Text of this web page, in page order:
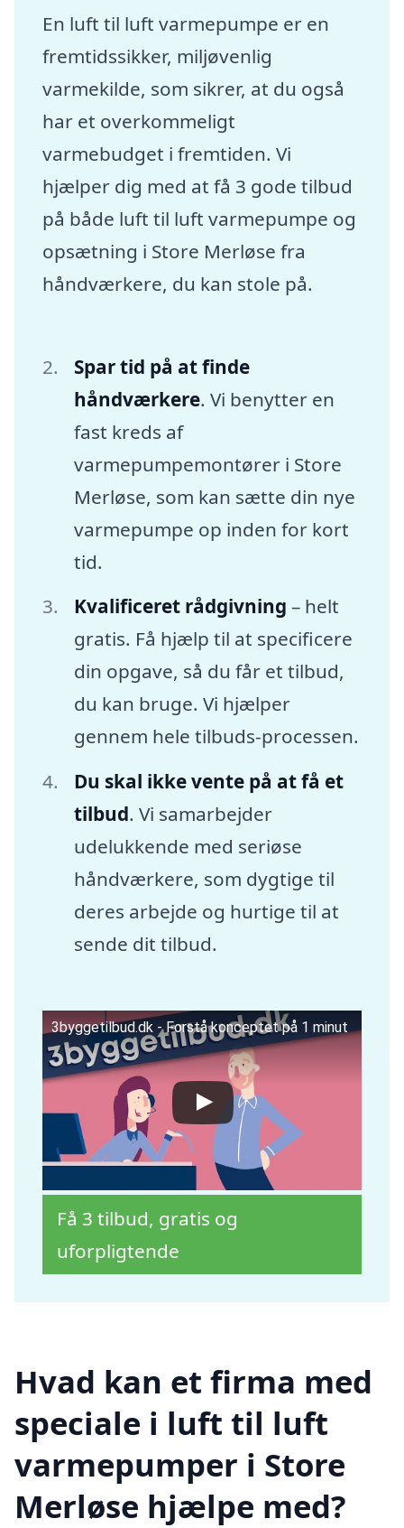
En luft til luft varmepumpe er en
fremtidssikker, miljøvenlig
varmekilde, som sikrer, at du også
har et overkommeligt
varmebudget i fremtiden. Vi
hjælper dig med at få 3 gode tilbud
på både luft til luft varmepumpe og
opsætning i Store Merløse fra
håndværkere, du kan stole på.
Spar tid på at finde
håndværkere. Vi benytter en
fast kreds af
varmepumpemontører i Store
Merløse, som kan sætte din nye
varmepumpe op inden for kort
tid.
Kvalificeret rådgivning – helt
gratis. Få hjælp til at specificere
din opgave, så du får et tilbud,
du kan bruge. Vi hjælper
gennem hele tilbuds-processen.
Du skal ikke vente på at få et
tilbud. Vi samarbejder
udelukkende med seriøse
håndværkere, som dygtige til
deres arbejde og hurtige til at
sende dit tilbud.
3byggetilbud.dk - Forstå konceptet på 1 minut
Få 3 tilbud, gratis og
uforpligtende
Hvad kan et firma med
speciale i luft til luft
varmepumper i Store
Merløse hjælpe med?